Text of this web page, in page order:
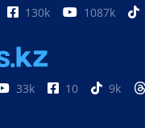
130k 1087k
33k 10 9k